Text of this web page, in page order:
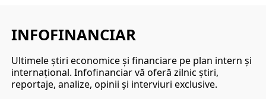
INFOFINANCIAR
Ultimele ştiri economice şi financiare pe plan intern şi
internaţional. Infofinanciar vă oferă zilnic ştiri,
reportaje, analize, opinii şi interviuri exclusive.